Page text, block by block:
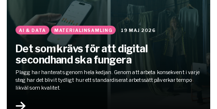
AI & DATA MATERIALINSAMLING 19 MAJ 2026
Det som krävs för att digital
secondhand ska fungera
Plagg har hanterats genom hela kedjan. Genom att arbeta konsekvent i varje
steg har det blivit tydligt hur ett standardiserat arbetssätt påverkar tempo
likväl som kvalitet.